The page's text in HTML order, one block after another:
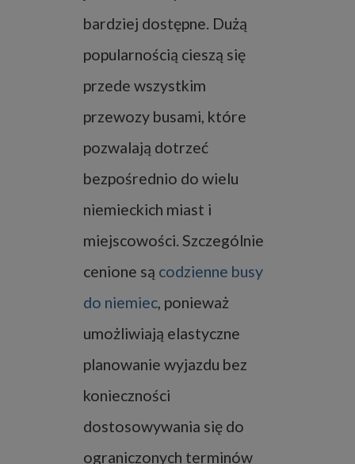
bardziej dostępne. Dużą
popularnością cieszą się
przede wszystkim
przewozy busami, które
pozwalają dotrzeć
bezpośrednio do wielu
niemieckich miast i
miejscowości. Szczególnie
cenione są codzienne busy
do niemiec, ponieważ
umożliwiają elastyczne
planowanie wyjazdu bez
konieczności
dostosowywania się do
ograniczonych terminów